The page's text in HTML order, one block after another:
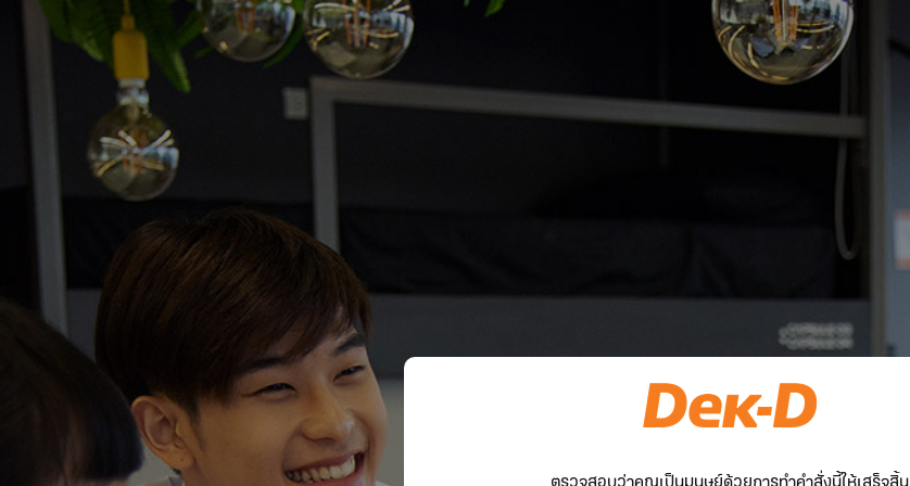
ตรวจสอบว่าคุณเป็นมนุษย์ด้วยการทำคำสั่งนี้ให้เสร็จสิ้น